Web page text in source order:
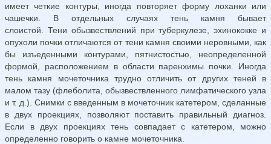
имеет четкие контуры, иногда повторяет форму лоханки или
чашечки. В отдельных случаях тень камня бы­вает
слоистой. Тени обызвествлений при туберкулезе, эхинококке и
опухоли почки отличаются от тени камня своими неровными, как
бы изъеденными контурами, пятнистостью, неопределенной
формой, расположением в области паренхимы почки. Иногда
тень камня мочеточника трудно отличить от других теней в
малом тазу (флеболита, обызвествленного лимфатического узла
и т. д.). Снимки с введенным в мочеточник катетером, сделанные
в двух проек­циях, позволяют поставить правильный диагноз.
Если в двух проекциях тень совпадает с катетером, можно
определенно говорить о камне мочеточника.